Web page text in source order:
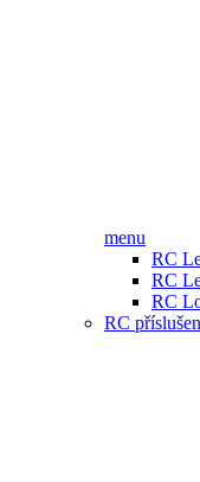
menu
RC
RC
RC
RC